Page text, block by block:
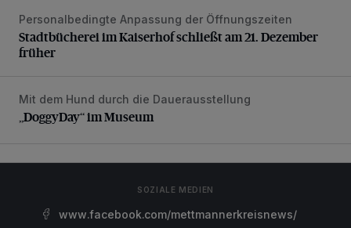
Stadtbücherei im Kaiserhof schließt am 21. Dezember
Personalbedingte Anpassung der Öffnungszeiten
Stadtbücherei im Kaiserhof schließt am 21. Dezember
früher
„DoggyDay“ im Museum
Mit dem Hund durch die Dauerausstellung
„DoggyDay“ im Museum
SOZIALE MEDIEN
www.facebook.com/mettmannerkreisnews/